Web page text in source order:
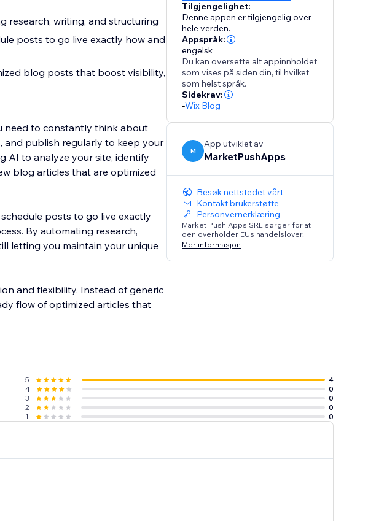
research, writing, and structuring
posts to go live exactly how and
blog posts that boost visibility,
need to constantly think about
and publish regularly to keep your
AI to analyze your site, identify
blog articles that are optimized
posts to go live exactly
By automating research,
letting you maintain your unique
and flexibility. Instead of generic
flow of optimized articles that
Tilgjengelighet:
Denne appen er tilgjengelig over
hele verden.
Appspråk:
engelsk
Du kan oversette alt appinnholdet
som vises på siden din, til hvilket
som helst språk.
Sidekrav:
-Wix Blog
M
App utviklet av
MarketPushApps
Besøk nettstedet vårt
Kontakt brukerstøtte
Personvernerklæring
Market Push Apps SRL sørger for at
den overholder EUs handelslover.
Mer informasjon
5
4
4
0
3
0
2
0
1
0